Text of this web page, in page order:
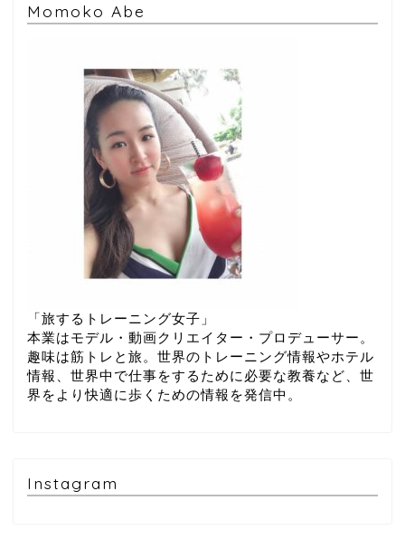
Momoko Abe
「旅するトレーニング女子」
本業はモデル・動画クリエイター・プロデューサー。
趣味は筋トレと旅。世界のトレーニング情報やホテル
情報、世界中で仕事をするために必要な教養など、世
界をより快適に歩くための情報を発信中。
Instagram